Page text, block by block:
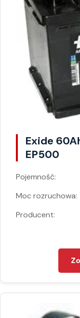
Exide
EP500
Pojemność:
Moc rozruchowa:
Producent: